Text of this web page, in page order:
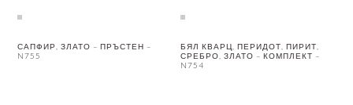
САПФИР, ЗЛАТО – ПРЪСТЕН –
N755
БЯЛ КВАРЦ, ПЕРИДОТ, ПИРИТ,
СРЕБРО, ЗЛАТО – КОМПЛЕКТ –
N754